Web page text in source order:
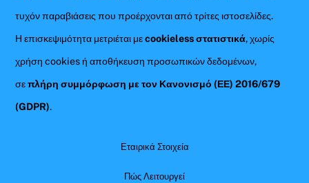
τυχόν παραβιάσεις που προέρχονται από τρίτες ιστοσελίδες.
Η επισκεψιμότητα μετριέται μεcookieless στατιστικά, χωρίς
χρήση cookies ή αποθήκευση προσωπικών δεδομένων,
σεπλήρη συμμόρφωση με τον Κανονισμό (ΕΕ) 2016/679
(GDPR).
Εταιρικά Στοιχεία
Πώς Λειτουργεί